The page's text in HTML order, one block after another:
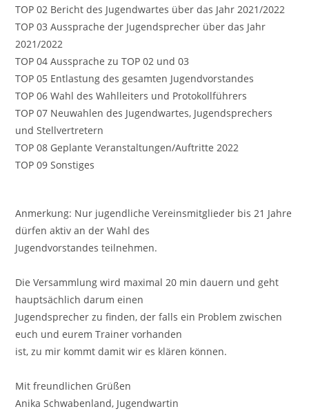
TOP 02 Bericht des Jugendwartes über das Jahr 2021/2022
TOP 03 Aussprache der Jugendsprecher über das Jahr
2021/2022
TOP 04 Aussprache zu TOP 02 und 03
TOP 05 Entlastung des gesamten Jugendvorstandes
TOP 06 Wahl des Wahlleiters und Protokollführers
TOP 07 Neuwahlen des Jugendwartes, Jugendsprechers
und Stellvertretern
TOP 08 Geplante Veranstaltungen/Auftritte 2022
TOP 09 Sonstiges
Anmerkung: Nur jugendliche Vereinsmitglieder bis 21 Jahre
dürfen aktiv an der Wahl des
Jugendvorstandes teilnehmen.
DieVersammlungwird maximal20 mindauern undgeht
hauptsächlichdarumeinen
Jugendsprecher zu finden, der falls ein Problem zwischen
euch und eurem Trainer vorhanden
ist, zu mir kommt damit wir es klären können.
Mit freundlichen Grüßen
Anika Schwabenland, Jugendwartin